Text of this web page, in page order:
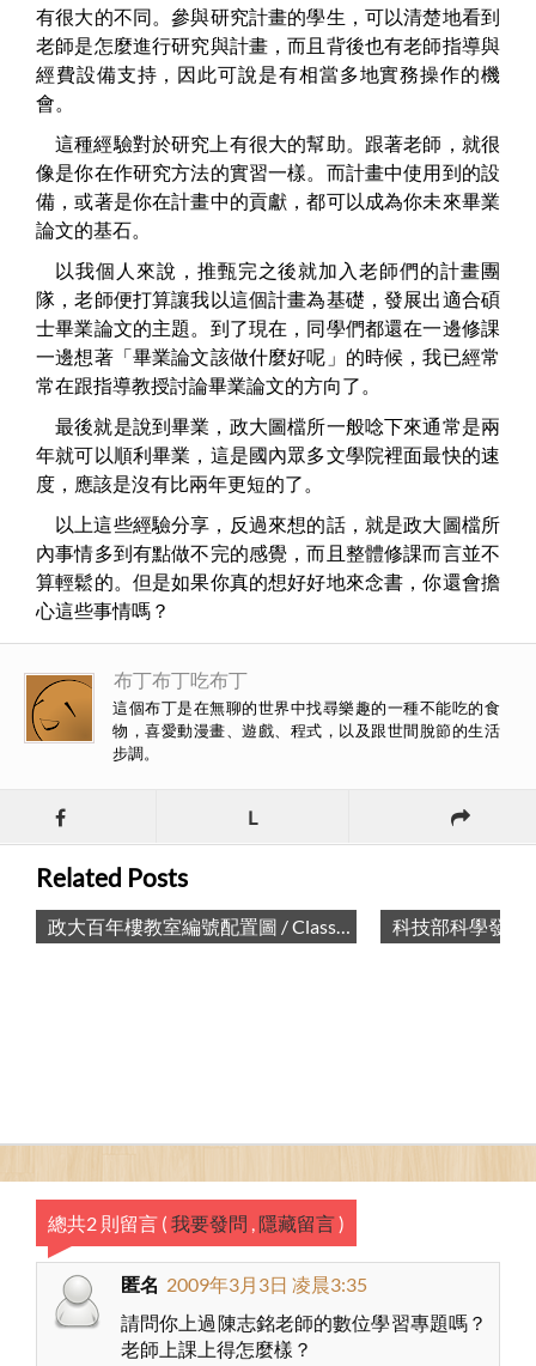
有很大的不同。參與研究計畫的學生，可以清楚地看到
老師是怎麼進行研究與計畫，而且背後也有老師指導與
經費設備支持，因此可說是有相當多地實務操作的機
會。
這種經驗對於研究上有很大的幫助。跟著老師，就很
像是你在作研究方法的實習一樣。而計畫中使用到的設
備，或著是你在計畫中的貢獻，都可以成為你未來畢業
論文的基石。
以我個人來說，推甄完之後就加入老師們的計畫團
隊，老師便打算讓我以這個計畫為基礎，發展出適合碩
士畢業論文的主題。到了現在，同學們都還在一邊修課
一邊想著「畢業論文該做什麼好呢」的時候，我已經常
常在跟指導教授討論畢業論文的方向了。
最後就是說到畢業，政大圖檔所一般唸下來通常是兩
年就可以順利畢業，這是國內眾多文學院裡面最快的速
度，應該是沒有比兩年更短的了。
以上這些經驗分享，反過來想的話，就是政大圖檔所
內事情多到有點做不完的感覺，而且整體修課而言並不
算輕鬆的。但是如果你真的想好好地來念書，你還會擔
心這些事情嗎？
布丁布丁吃布丁
這個布丁是在無聊的世界中找尋樂趣的一種不能吃的食
物，喜愛動漫畫、遊戲、程式，以及跟世間脫節的生活
步調。
L
Related Posts
政大百年樓教室編號配置圖 / Classroom Map of Bai Nian Building, NCCU
總共2 則留言 ( 我要發問 ,隱藏留言)
匿名 2009年3月3日 凌晨3:35
請問你上過陳志銘老師的數位學習專題嗎？
老師上課上得怎麼樣？